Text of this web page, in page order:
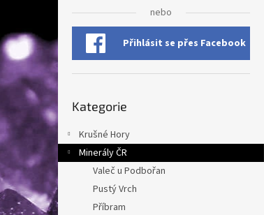
l
nebo
Přihlásit se přes Facebook
kategorie
Kategorie
Krušné Hory
Minerály ČR
Valeč u Podbořan
Pustý Vrch
Příbram